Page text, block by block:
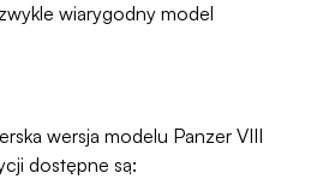
wiarygodny model
wersja modelu Panzer VIII
dostępne są: